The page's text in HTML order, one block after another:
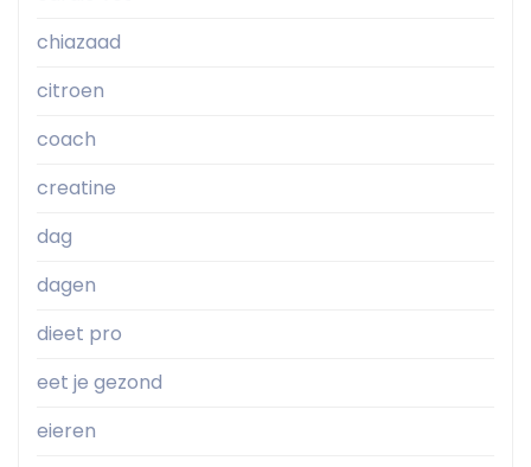
chiazaad
citroen
coach
creatine
dag
dagen
dieet pro
eet je gezond
eieren